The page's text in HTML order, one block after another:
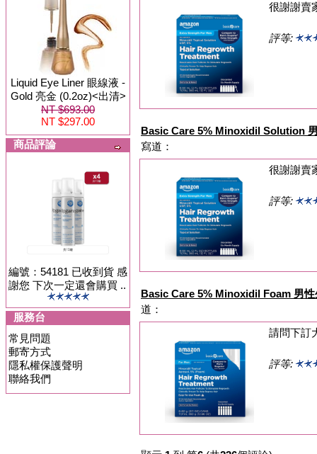
Liquid Eye Liner 眼線液 -
Gold 亮金 (0.2oz)<出清>
NT $693.00
NT $297.00
商品評論
編號：54181 已收到貨 感
謝您 下次一定還會購買 ..
服務台
常見問題
郵寄方式
隱私權保護聲明
聯絡我們
很謝謝賣
評等:
Basic Care 5% Minoxidil Solution
寫道：
很謝謝賣
評等:
Basic Care 5% Minoxidil Foam 男性
道：
請問下訂
評等: